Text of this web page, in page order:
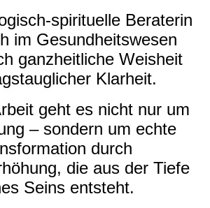
spirituelle Beraterin
im Gesundheitswesen
ganzheitliche Weisheit
Klarheit.
geht es nicht nur um
– sondern um echte
durch
die aus der Tiefe
Seins entsteht.